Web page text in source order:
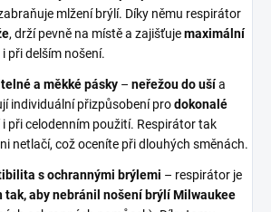
mlžení brýlí. Díky němu respirátor
, drží pevně na místě a zajišťujemaximální
i při delším nošení.
a měkké pásky – neřežou do ušía
individuální přizpůsobení prodokonalé
i při celodenním použití. Respirátor tak
netlačí, což oceníte při dlouhých směnách.
s ochrannými brýlemi – respirátor je
tak, aby nebránil nošení brýlí Milwaukee